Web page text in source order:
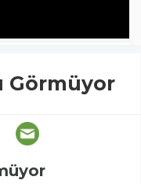
Görmüyor